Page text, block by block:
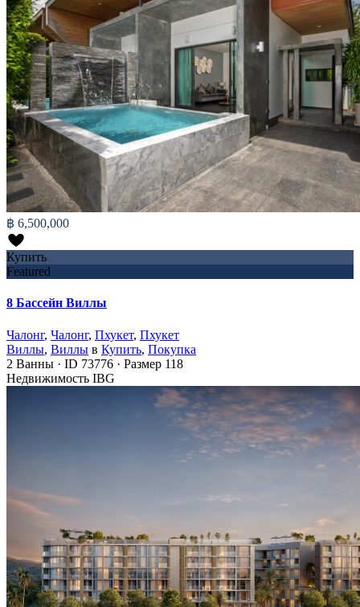
฿ 6,500,000
Купить
Featured
8 Бассейн Виллы
Чалонг, Чалонг, Пхукет, Пхукет
Виллы, Виллы в Купить, Покупка
2 Ванны · ID 73776 · Размер 118
Недвижимость IBG